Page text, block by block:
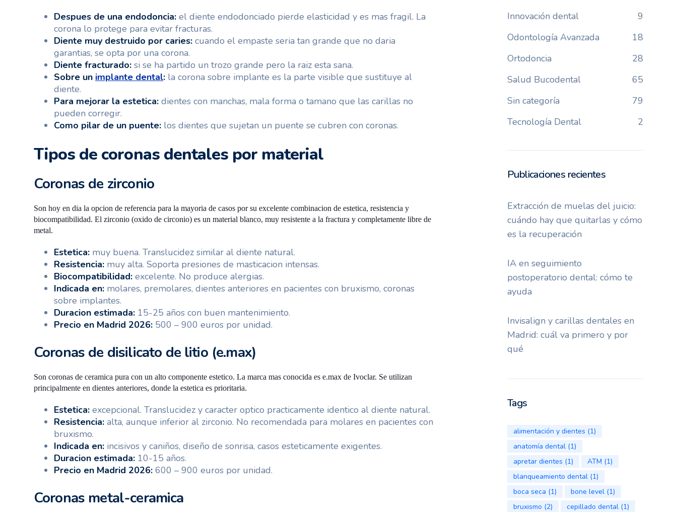
Despues de una endodoncia: el diente endodonciado pierde elasticidad y es mas fragil. La
corona lo protege para evitar fracturas.
Diente muy destruido por caries: cuando el empaste seria tan grande que no daria
garantias, se opta por una corona.
Diente fracturado: si se ha partido un trozo grande pero la raiz esta sana.
Sobre un implante dental: la corona sobre implante es la parte visible que sustituye al
diente.
Para mejorar la estetica: dientes con manchas, mala forma o tamano que las carillas no
pueden corregir.
Como pilar de un puente: los dientes que sujetan un puente se cubren con coronas.
Tipos de coronas dentales por material
Coronas de zirconio
Son hoy en dia la opcion de referencia para la mayoria de casos por su excelente combinacion de estetica, resistencia y
biocompatibilidad. El zirconio (oxido de circonio) es un material blanco, muy resistente a la fractura y completamente libre de
metal.
Estetica: muy buena. Translucidez similar al diente natural.
Resistencia: muy alta. Soporta presiones de masticacion intensas.
Biocompatibilidad: excelente. No produce alergias.
Indicada en: molares, premolares, dientes anteriores en pacientes con bruxismo, coronas
sobre implantes.
Duracion estimada: 15-25 años con buen mantenimiento.
Precio en Madrid 2026: 500 – 900 euros por unidad.
Coronas de disilicato de litio (e.max)
Son coronas de ceramica pura con un alto componente estetico. La marca mas conocida es e.max de Ivoclar. Se utilizan
principalmente en dientes anteriores, donde la estetica es prioritaria.
Estetica: excepcional. Translucidez y caracter optico practicamente identico al diente natural.
Resistencia: alta, aunque inferior al zirconio. No recomendada para molares en pacientes con
bruxismo.
Indicada en: incisivos y caniños, diseño de sonrisa, casos esteticamente exigentes.
Duracion estimada: 10-15 años.
Precio en Madrid 2026: 600 – 900 euros por unidad.
Coronas metal-ceramica
Innovación dental
9
Odontología Avanzada
18
Ortodoncia
28
Salud Bucodental
65
Sin categoría
79
Tecnología Dental
2
Publicaciones recientes
Extracción de muelas del juicio:
cuándo hay que quitarlas y cómo
es la recuperación
IA en seguimiento
postoperatorio dental: cómo te
ayuda
Invisalign y carillas dentales en
Madrid: cuál va primero y por
qué
Tags
alimentación y dientes (1)
anatomía dental(1)
apretar dientes (1) ATM (1)
blanqueamiento dental(1)
boca seca (1) bone level(1)
bruxismo (2) cepillado dental(1)